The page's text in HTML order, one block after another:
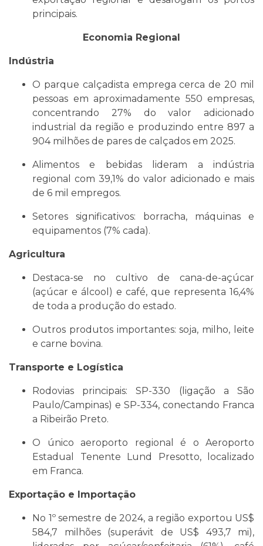
principais.
Economia Regional
Indústria
O parque calçadista emprega cerca de 20 mil
pessoas em aproximadamente 550 empresas,
concentrando 27% do valor adicionado
industrial da região e produzindo entre 897 a
904 milhões de pares de calçados em 2025.
Alimentos e bebidas lideram a indústria
regional com 39,1% do valor adicionado e mais
de 6 mil empregos.
Setores significativos: borracha, máquinas e
equipamentos (7% cada).
Agricultura
Destaca-se no cultivo de cana-de-açúcar
(açúcar e álcool) e café, que representa 16,4%
de toda a produção do estado.
Outros produtos importantes: soja, milho, leite
e carne bovina.
Transporte e Logística
Rodovias principais: SP-330 (ligação a São
Paulo/Campinas) e SP-334, conectando Franca
a Ribeirão Preto.
O único aeroporto regional é o Aeroporto
Estadual Tenente Lund Presotto, localizado
em Franca.
Exportação e Importação
No 1º semestre de 2024, a região exportou US$
584,7 milhões (superávit de US$ 493,7 mi),